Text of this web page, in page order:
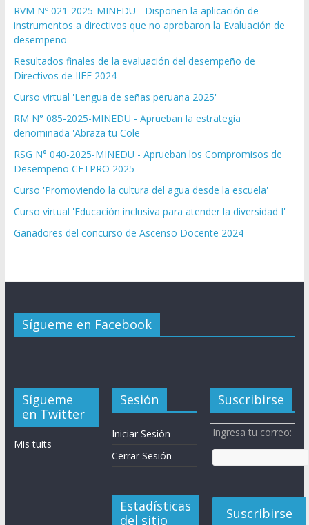
RVM Nº 021-2025-MINEDU - Disponen la aplicación de
instrumentos a directivos que no aprobaron la Evaluación de
desempeño
Resultados finales de la evaluación del desempeño de
Directivos de IIEE 2024
Curso virtual 'Lengua de señas peruana 2025'
RM N° 085-2025-MINEDU - Aprueban la estrategia
denominada 'Abraza tu Cole'
RSG N° 040-2025-MINEDU - Aprueban los Compromisos de
Desempeño CETPRO 2025
Curso 'Promoviendo la cultura del agua desde la escuela'
Curso virtual 'Educación inclusiva para atender la diversidad I'
Ganadores del concurso de Ascenso Docente 2024
Sígueme en Facebook
Sígueme
en Twitter
Mis tuits
Sesión
Iniciar Sesión
Cerrar Sesión
Estadísticas
del sitio
Suscribirse
Ingresa tu correo: